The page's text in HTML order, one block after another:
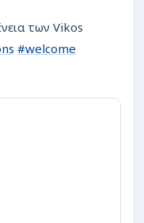
των Vikos
#welcome